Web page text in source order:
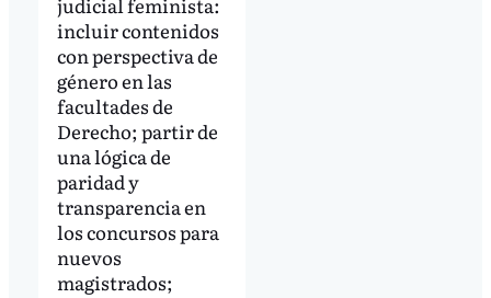
incluir contenidos
con perspectiva de
género en las
facultades de
Derecho; partir de
una lógica de
paridad y
transparencia en
los concursos para
nuevos
magistrados;